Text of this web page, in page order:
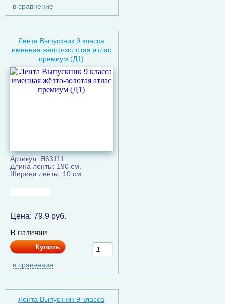
в сравнение
Лента Выпускник 9 класса
именная жёлто-золотая атлас
премиум (Д1)
Артикул: Я63111
Длина ленты: 190 см.
Ширина ленты: 10 см.
Цена: 79.9руб.
В наличии
Купить
в сравнение
Лента Выпускник 9 класса